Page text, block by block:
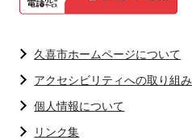
久喜市ホームページについて
アクセシビリティへの取り組み
個人情報について
リンク集